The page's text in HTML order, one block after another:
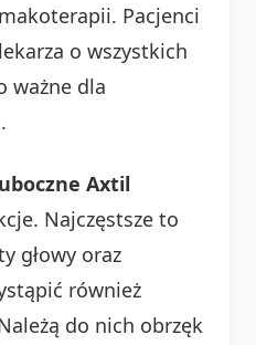
Pacjenci
o wszystkich
ważne dla
Axtil
Najczęstsze to
głowy oraz
również
do nich obrzęk